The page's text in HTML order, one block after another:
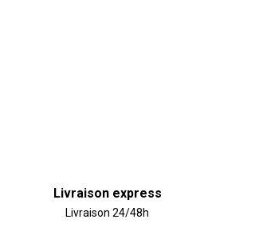
Livraison express
Livraison 24/48h